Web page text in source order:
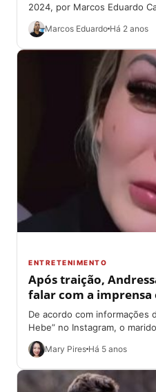
2024, por Marcos Eduardo
como pregadora-mirim,
Marcos Eduardo Há 2 anos
ENTRETENIMENTO
Após traição,
falar com a imprensa
De acordo com informações
Hebe” no Instagram, o
que proibiu a esposa...
Mary Pires Há 5 anos